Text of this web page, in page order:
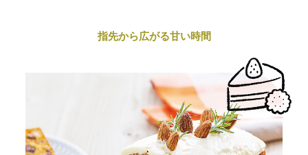
指先から広がる甘い時間